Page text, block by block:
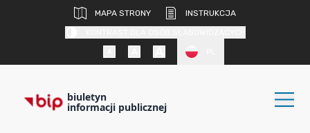
MAPA STRONY
INSTRUKCJA
biuletyn
informacji publicznej